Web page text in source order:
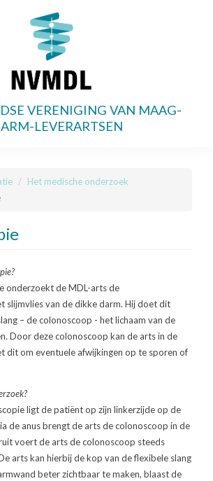
VERENIGING VAN MAAG-
LEVERARTSEN
Het medische onderzoek
onderzoekt de MDL-arts de
slijmvlies van de dikke darm. Hij doet dit
– de colonoscoop - het lichaam van de
Door deze colonoscoop kan de arts in de
dit om eventuele afwijkingen op te sporen of
ligt de patiënt op zijn linkerzijde op de
de anus brengt de arts de colonoscoop in de
voert de arts de colonoscoop steeds
arts kan hierbij de kop van de flexibele slang
beter zichtbaar te maken, blaast de